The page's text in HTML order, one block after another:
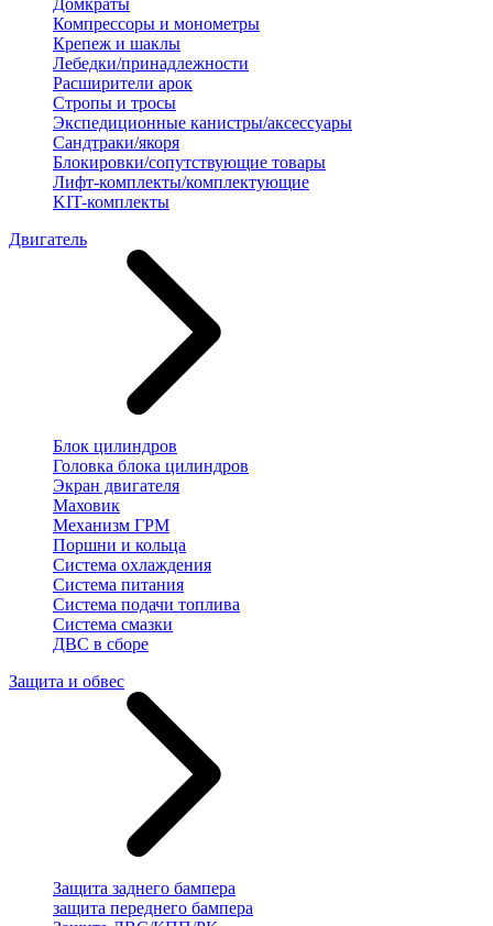
Домкраты
Компрессоры и монометры
Крепеж и шаклы
Лебедки/принадлежности
Расширители арок
Стропы и тросы
Экспедиционные канистры/аксессуары
Сандтраки/якоря
Блокировки/сопутствующие товары
Лифт-комплекты/комплектующие
KIT-комплекты
Двигатель
Блок цилиндров
Головка блока цилиндров
Экран двигателя
Маховик
Механизм ГРМ
Поршни и кольца
Система охлаждения
Система питания
Система подачи топлива
Система смазки
ДВС в сборе
Защита и обвес
Защита заднего бампера
защита переднего бампера